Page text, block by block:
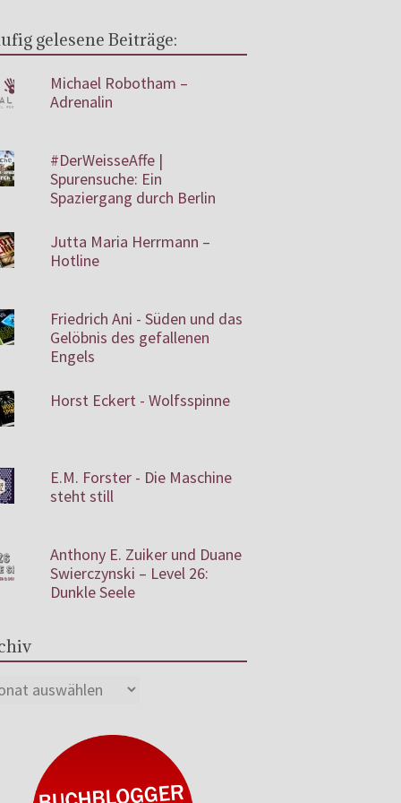
gelesene Beiträge:
Michael Robotham –
Adrenalin
#DerWeisseAffe |
Spurensuche: Ein
Spaziergang durch Berlin
Jutta Maria Herrmann –
Hotline
Friedrich Ani - Süden und das
Gelöbnis des gefallenen
Engels
Horst Eckert - Wolfsspinne
E.M. Forster - Die Maschine
steht still
Anthony E. Zuiker und Duane
Swierczynski – Level 26:
Dunkle Seele